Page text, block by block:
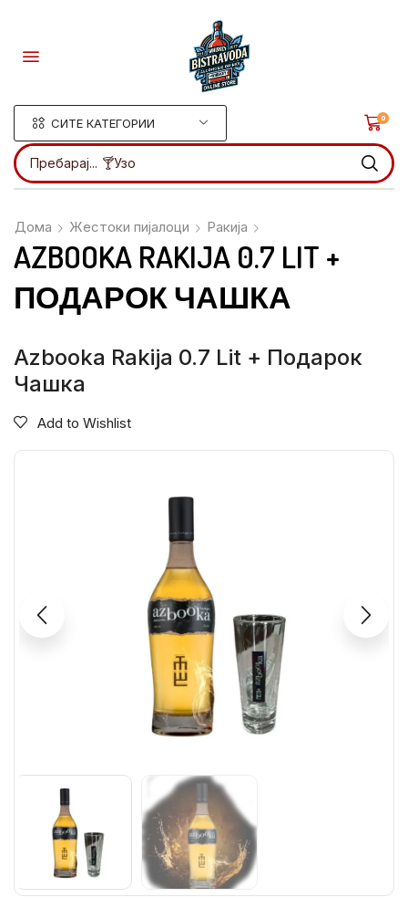
СИТЕ КАТЕГОРИИ
Пребарај... 🍸Ликери
0
Дома Жестоки пијалоци Ракија
AZBOOKA RAKIJA 0.7 LIT +
ПОДАРОК ЧАШКА
Azbooka Rakija 0.7 Lit + Подарок
Чашка
Add to Wishlist